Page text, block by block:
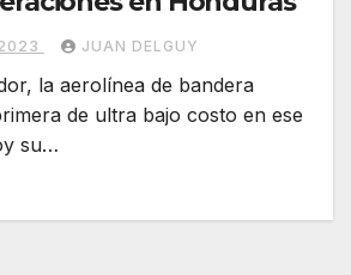
JUAN DELGUY
la aerolínea de bandera
de ultra bajo costo en ese
su…